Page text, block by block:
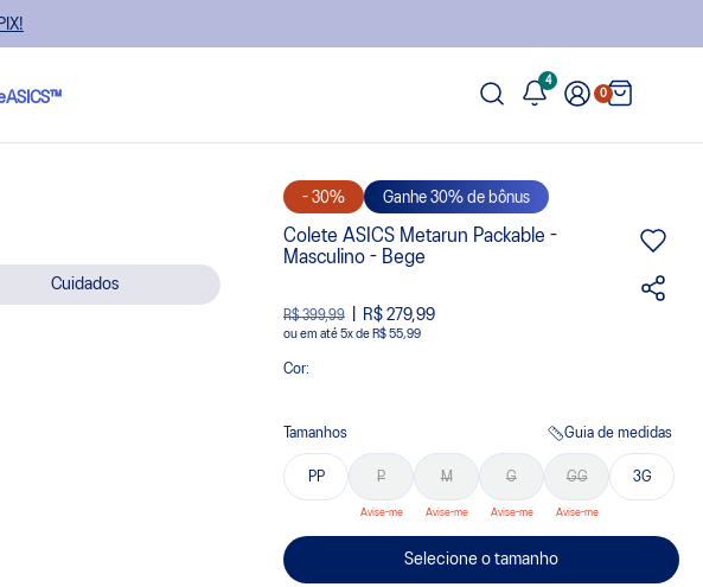
4
0
Cuidados
- 30% Ganhe 30% de bônus
Colete ASICS Metarun Packable -
Masculino - Bege
R$ 399,99 R$ 279,99
ou 5x de R$ 55,99
Cor:
Tamanhos Guia de medidas
PP P M G GG 3G
Selecione o tamanho